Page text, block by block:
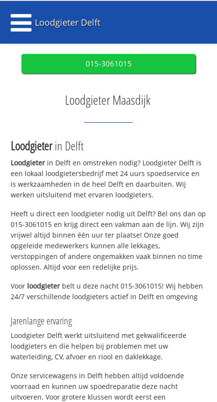
Loodgieter Delft
015-3061015
Loodgieter Maasdijk
Loodgieterin Delft
Loodgieter in Delft en omstreken nodig? Loodgieter Delft is
een lokaal loodgietersbedrijf met 24 uurs spoedservice en
is werkzaamheden in de heel Delft en daarbuiten. Wij
werken uitsluitend met ervaren loodgieters.
Heeft u direct een loodgieter nodig uit Delft? Bel ons dan op
015-3061015 en krijg direct een vakman aan de lijn. Wij zijn
vrijwel altijd binnen één uur ter plaatse! Onze goed
opgeleide medewerkers kunnen alle lekkages,
verstoppingen of andere ongemakken vaak binnen no time
oplossen. Altijd voor een redelijke prijs.
Voor loodgieter belt u deze nacht 015-3061015! Wij hebben
24/7 verschillende loodgieters actief in Delft en omgeving
Jarenlange ervaring
Loodgieter Delft werkt uitsluitend met gekwalificeerde
loodgieters en die helpen bij problemen met uw
waterleiding, CV, afvoer en riool en daklekkage.
Onze servicewagens in Delft hebben altijd voldoende
voorraad en kunnen uw spoedreparatie deze nacht
uitvoeren. Voor grotere klussen wordt eerst een